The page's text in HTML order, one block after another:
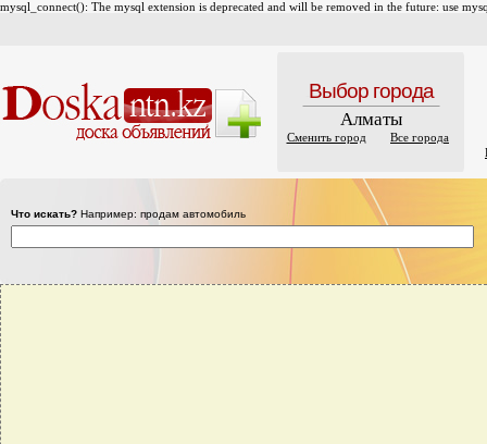
mysql_connect(): The mysql extension is deprecated and will be removed in the future: use
Выбор города
Алматы
Сменить город
Все города
Что искать? Например: продам автомобиль